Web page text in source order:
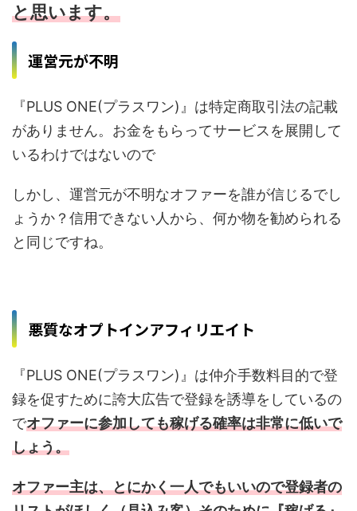
と思います。
運営元が不明
『PLUS ONE(プラスワン)』は特定商取引法の記載
がありません。お金をもらってサービスを展開して
いるわけではないので
しかし、運営元が不明なオファーを誰が信じるでし
ょうか？信用できない人から、何か物を勧められる
と同じですね。
悪質なオプトインアフィリエイト
『PLUS ONE(プラスワン)』は仲介手数料目的で登
録を促すために誇大広告で登録を誘導をしているの
でオファーに参加しても稼げる確率は非常に低いで
しょう。
オファー主は、とにかく一人でもいいので登録者の